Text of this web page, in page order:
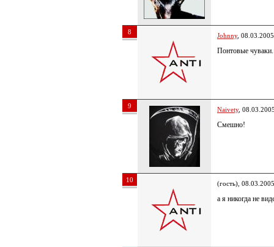
8 Johnny,
Понтовые чуваки.
9 Naivety,
Смешно!
10 (гость),
а я никогда не